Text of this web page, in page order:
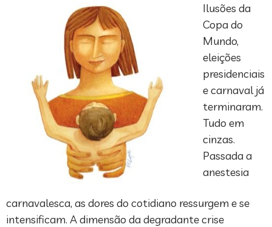
Ilusões da
Copa do
Mundo,
eleições
presidenciais
e carnaval já
terminaram.
Tudo em
cinzas.
Passada a
anestesia
carnavalesca, as dores do cotidiano ressurgem e se
intensificam. A dimensão da degradante crise